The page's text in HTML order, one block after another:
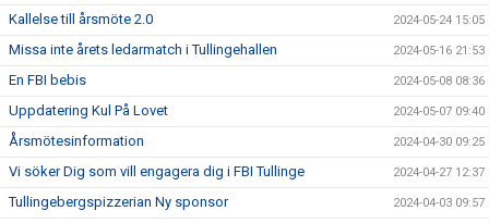
Kallelse till årsmöte 2.0 2024-05-24 15:05
Missa inte årets ledarmatch i Tullingehallen 2024-05-16 21:53
En FBI bebis 2024-05-08 08:36
Uppdatering Kul På Lovet 2024-05-07 09:40
Årsmötesinformation 2024-04-30 09:25
Vi söker Dig som vill engagera dig i FBI Tullinge 2024-04-27 12:37
Tullingebergspizzerian Ny sponsor 2024-04-03 09:57